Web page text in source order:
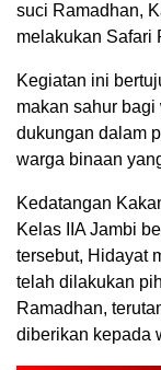
suci Ramadhan,
melakukan Safari
Kegiatan ini
makan sahur
dukungan dalam
warga binaan
Kedatangan
Kelas IIA Jambi
tersebut, Hidayat
telah dilakukan
Ramadhan,
diberikan kepada